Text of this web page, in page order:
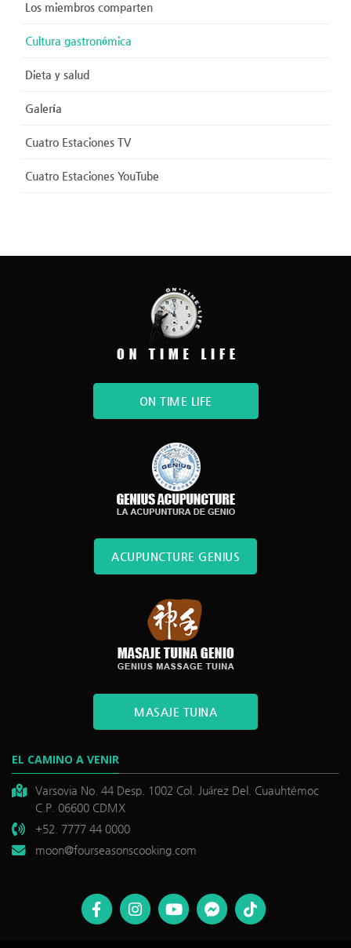
Los miembros comparten
Cultura gastronómica
Dieta y salud
Galería
Cuatro Estaciones TV
Cuatro Estaciones YouTube
ON TIME LIFE
ACUPUNCTURE GENIUS
MASAJE TUINA
EL CAMINO A VENIR
Varsovia No. 44 Desp. 1002 Col. Juárez Del. Cuauhtémoc
C.P. 06600 CDMX
+52. 7777 44 0000
moon@fourseasonscooking.com